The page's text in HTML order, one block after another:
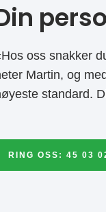
oss snakker
Martin, og
standard.
RING OSS: 45 03